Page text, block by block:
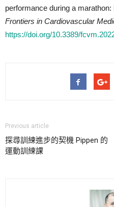
performance during a
Frontiers in Cardiovascular
https://doi.org/10.3389/
Previous article
探尋訓練進步的契機 Pippen 的
運動訓練課